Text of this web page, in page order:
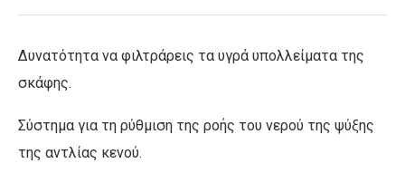
Δυνατότητα να φιλτράρεις τα υγρά υπολλείματα της
σκάφης.
Σύστημα για τη ρύθμιση της ροής του νερού της ψύξης
της αντλίας κενού.